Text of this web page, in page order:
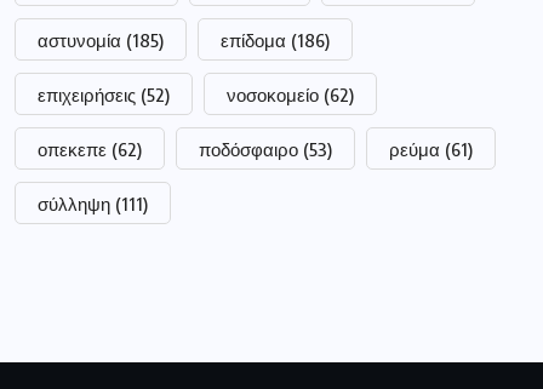
αστυνομία (185) επίδομα (186)
επιχειρήσεις (52) νοσοκομείο (62)
οπεκεπε (62) ποδόσφαιρο (53) ρεύμα (61)
σύλληψη (111)